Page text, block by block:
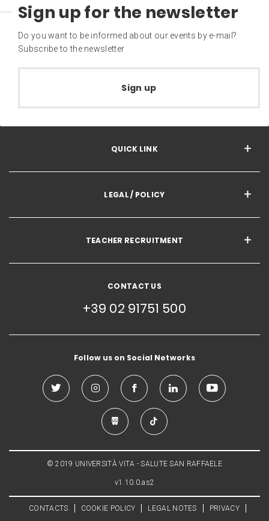
Sign up for the newsletter
Do you want to be informed about our events by e-mail?
Subscribe to the newsletter
Sign up
QUICK LINK
LEGAL / POLICY
TEACHER RECRUITMENT
CONTACT US
+39 02 91751 500
Follow us on Social Networks
© 2019 UNIVERSITÀ VITA - SALUTE SAN RAFFAELE
v1.10.0.as2
CONTACTS COOKIE POLICY LEGAL NOTES PRIVACY